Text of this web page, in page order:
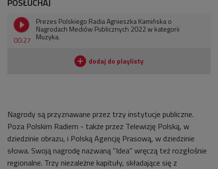
POSŁUCHAJ
00:27
Prezes Polskiego Radia Agnieszka Kamińska o
Nagrodach Mediów Publicznych 2022 w kategorii
Muzyka.
Nagrody są przyznawane przez trzy instytucje publiczne.
Poza Polskim Radiem - także przez Telewizję Polską, w
dziedzinie obrazu, i Polską Agencję Prasową, w dziedzinie
słowa. Swoją nagrodę nazwaną "Idea" wręczą też rozgłośnie
regionalne. Trzy niezależne kapituły, składające się z